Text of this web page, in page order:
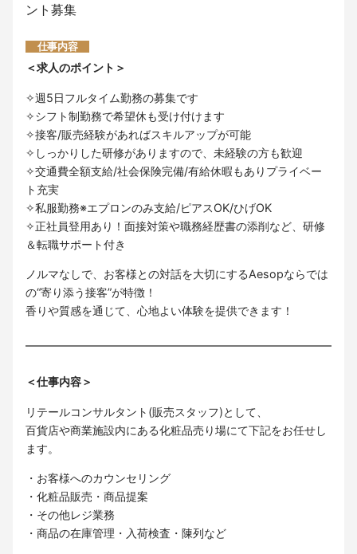
ント募集
仕事内容
＜求人のポイント＞
✧週5日フルタイム勤務の募集です
✧シフト制勤務で希望休も受け付けます
✧接客/販売経験があればスキルアップが可能
✧しっかりした研修がありますので、未経験の方も歓迎
✧交通費全額支給/社会保険完備/有給休暇もありプライベー
ト充実
✧私服勤務※エプロンのみ支給/ピアスOK/ひげOK
✧正社員登用あり！面接対策や職務経歴書の添削など、研修
＆転職サポート付き
ノルマなしで、お客様との対話を大切にするAesopならでは
の“寄り添う接客”が特徴！
香りや質感を通じて、心地よい体験を提供できます！
＜仕事内容＞
リテールコンサルタント(販売スタッフ)として、
百貨店や商業施設内にある化粧品売り場にて下記をお任せし
ます。
・お客様へのカウンセリング
・化粧品販売・商品提案
・その他レジ業務
・商品の在庫管理・入荷検査・陳列など